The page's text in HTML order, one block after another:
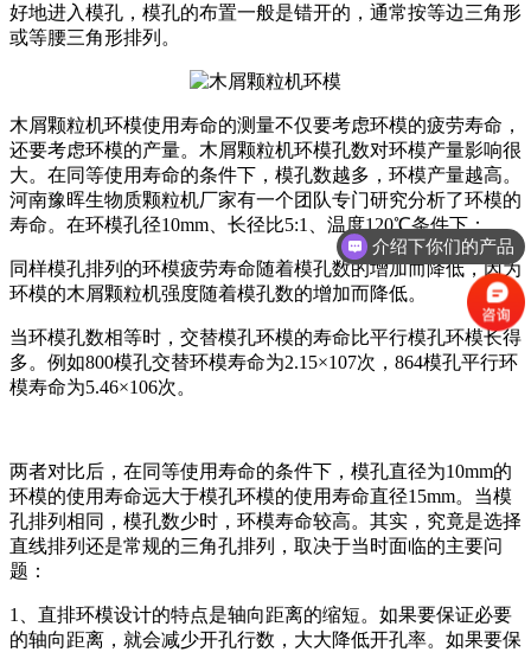
好地进入模孔，模孔的布置一般是错开的，通常按等边三角形
或等腰三角形排列。
木屑颗粒机环模使用寿命的测量不仅要考虑环模的疲劳寿命，
还要考虑环模的产量。木屑颗粒机环模孔数对环模产量影响很
大。在同等使用寿命的条件下，模孔数越多，环模产量越高。
河南豫晖生物质颗粒机厂家有一个团队专门研究分析了环模的
寿命。在环模孔径10mm、长径比5:1、温度120℃条件下：
同样模孔排列的环模疲劳寿命随着模孔数的增加而降低，因为
环模的木屑颗粒机强度随着模孔数的增加而降低。
当环模孔数相等时，交替模孔环模的寿命比平行模孔环模长得
多。例如800模孔交替环模寿命为2.15×107次，864模孔平行环
模寿命为5.46×106次。
两者对比后，在同等使用寿命的条件下，模孔直径为10mm的
环模的使用寿命远大于模孔环模的使用寿命直径15mm。当模
孔排列相同，模孔数少时，环模寿命较高。其实，究竟是选择
直线排列还是常规的三角孔排列，取决于当时面临的主要问
题：
1、直排环模设计的特点是轴向距离的缩短。如果要保证必要
的轴向距离，就会减少开孔行数，大大降低开孔率。如果要保
介绍下你们的产品